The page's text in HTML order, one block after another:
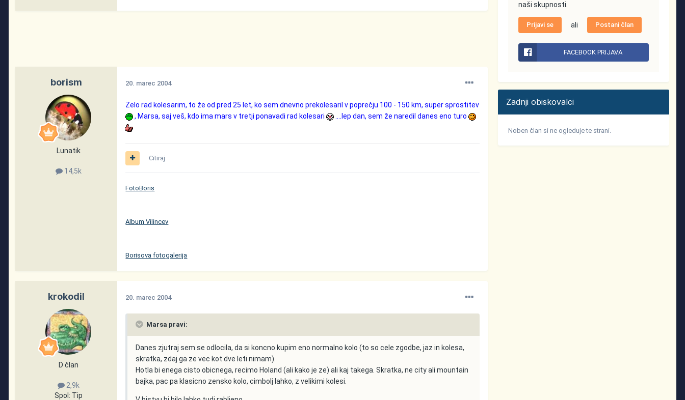
borism
Lunatik
14,5k
20. marec 2004
Zelo rad kolesarim, to že od pred 25 let, ko sem dnevno prekolesaril v poprečju 100 - 150 km, super sprostitev
, Marsa, saj veš, kdo ima mars v tretji ponavadi rad kolesari
....lep dan, sem že naredil danes eno turo
Citiraj
FotoBoris
Album Vilincev
Borisova fotogalerija
krokodil
D član
2,9k
Spol: Tip
20. marec 2004
Marsa pravi:
Danes zjutraj sem se odlocila, da si koncno kupim eno normalno kolo (to so cele zgodbe, jaz in kolesa,
skratka, zdaj ga ze vec kot dve leti nimam).
Hotla bi enega cisto obicnega, recimo Holand (ali kako je ze) ali kaj takega. Skratka, ne city ali mountain
bajka, pac pa klasicno zensko kolo, cimbolj lahko, z velikimi kolesi.
naši skupnosti.
Prijavi se ali Postani član
FACEBOOK PRIJAVA
Zadnji obiskovalci
Noben član si ne ogleduje te strani.